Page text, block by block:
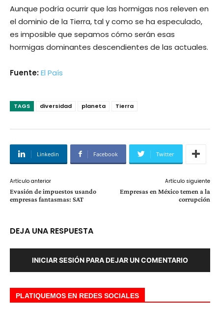
Aunque podría ocurrir que las hormigas nos releven en
el dominio de la Tierra, tal y como se ha especulado,
es imposible que sepamos cómo serán esas
hormigas dominantes descendientes de las actuales.
Fuente:El País
TAGS diversidad planeta Tierra
Linkedin Facebook Twitter
Artículo anterior
Evasión de impuestos usando
empresas fantasmas: SAT
Artículo siguiente
Empresas en México temen a la
corrupción
DEJA UNA RESPUESTA
INICIAR SESIÓN PARA DEJAR UN COMENTARIO
PLATIQUEMOS EN REDES SOCIALES